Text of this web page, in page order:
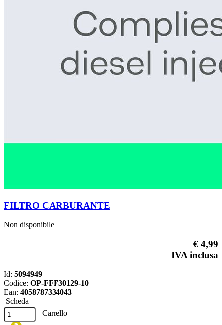
FILTRO CARBURANTE
Non disponibile
€ 4,99
IVA inclusa
Id: 5094949
Codice: OP-FFF30129-10
Ean: 4058787334043
Scheda
Carrello